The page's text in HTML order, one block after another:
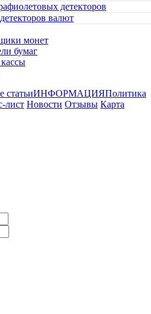
детекторов
валют
монет
бумаг
статьиИНФОРМАЦИЯПолитика
лист Новости Отзывы Карта